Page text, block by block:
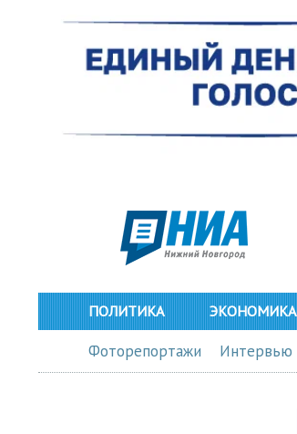
ПОЛИТИКА ЭКОНОМИКА
Фоторепортажи Интервью